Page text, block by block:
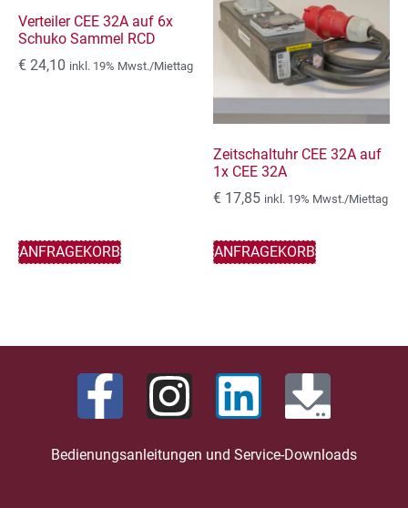
Verteiler CEE 32A auf 6x
Schuko Sammel RCD
€ 24,10 inkl. 19% Mwst./Miettag
ANFRAGEKORB
Zeitschaltuhr CEE 32A auf
1x CEE 32A
€ 17,85 inkl. 19% Mwst./Miettag
ANFRAGEKORB
Bedienungsanleitungen und Service-Downloads